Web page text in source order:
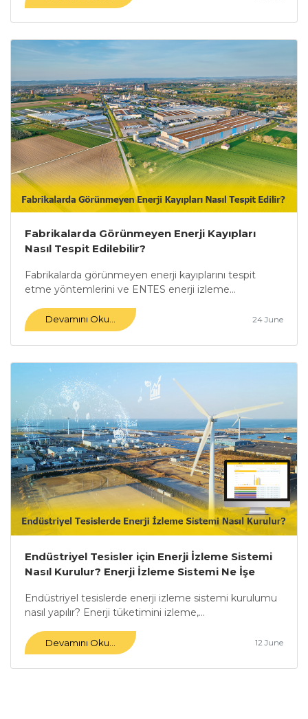
Fabrikalarda Görünmeyen Enerji Kayıpları
Nasıl Tespit Edilebilir?
Fabrikalarda görünmeyen enerji kayıplarını tespit
etme yöntemlerini ve ENTES enerji izleme...
Devamını Oku... 24 June
Endüstriyel Tesisler için Enerji İzleme Sistemi
Nasıl Kurulur? Enerji İzleme Sistemi Ne İşe
Endüstriyel tesislerde enerji izleme sistemi kurulumu
nasıl yapılır? Enerji tüketimini izleme,...
Devamını Oku... 12 June